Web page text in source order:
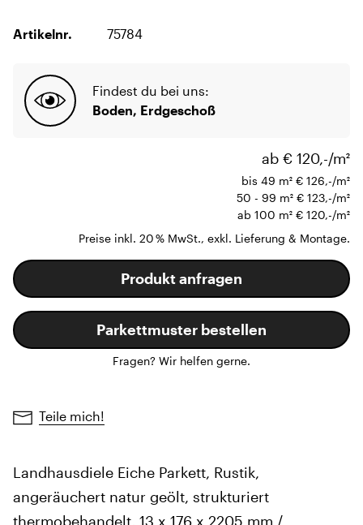
Artikelnr. 75784
Findest du bei uns:
Boden, Erdgeschoß
ab € 120,-/m²
bis 49 m² € 126,-/m²
50 - 99 m² € 123,-/m²
ab 100 m² € 120,-/m²
Preise inkl. 20 % MwSt., exkl. Lieferung & Montage.
Produkt anfragen
Parkettmuster bestellen
Fragen? Wir helfen gerne.
Teile mich!
Landhausdiele Eiche Parkett, Rustik,
angeräuchert natur geölt, strukturiert
thermobehandelt, 13 x 176 x 2205 mm /